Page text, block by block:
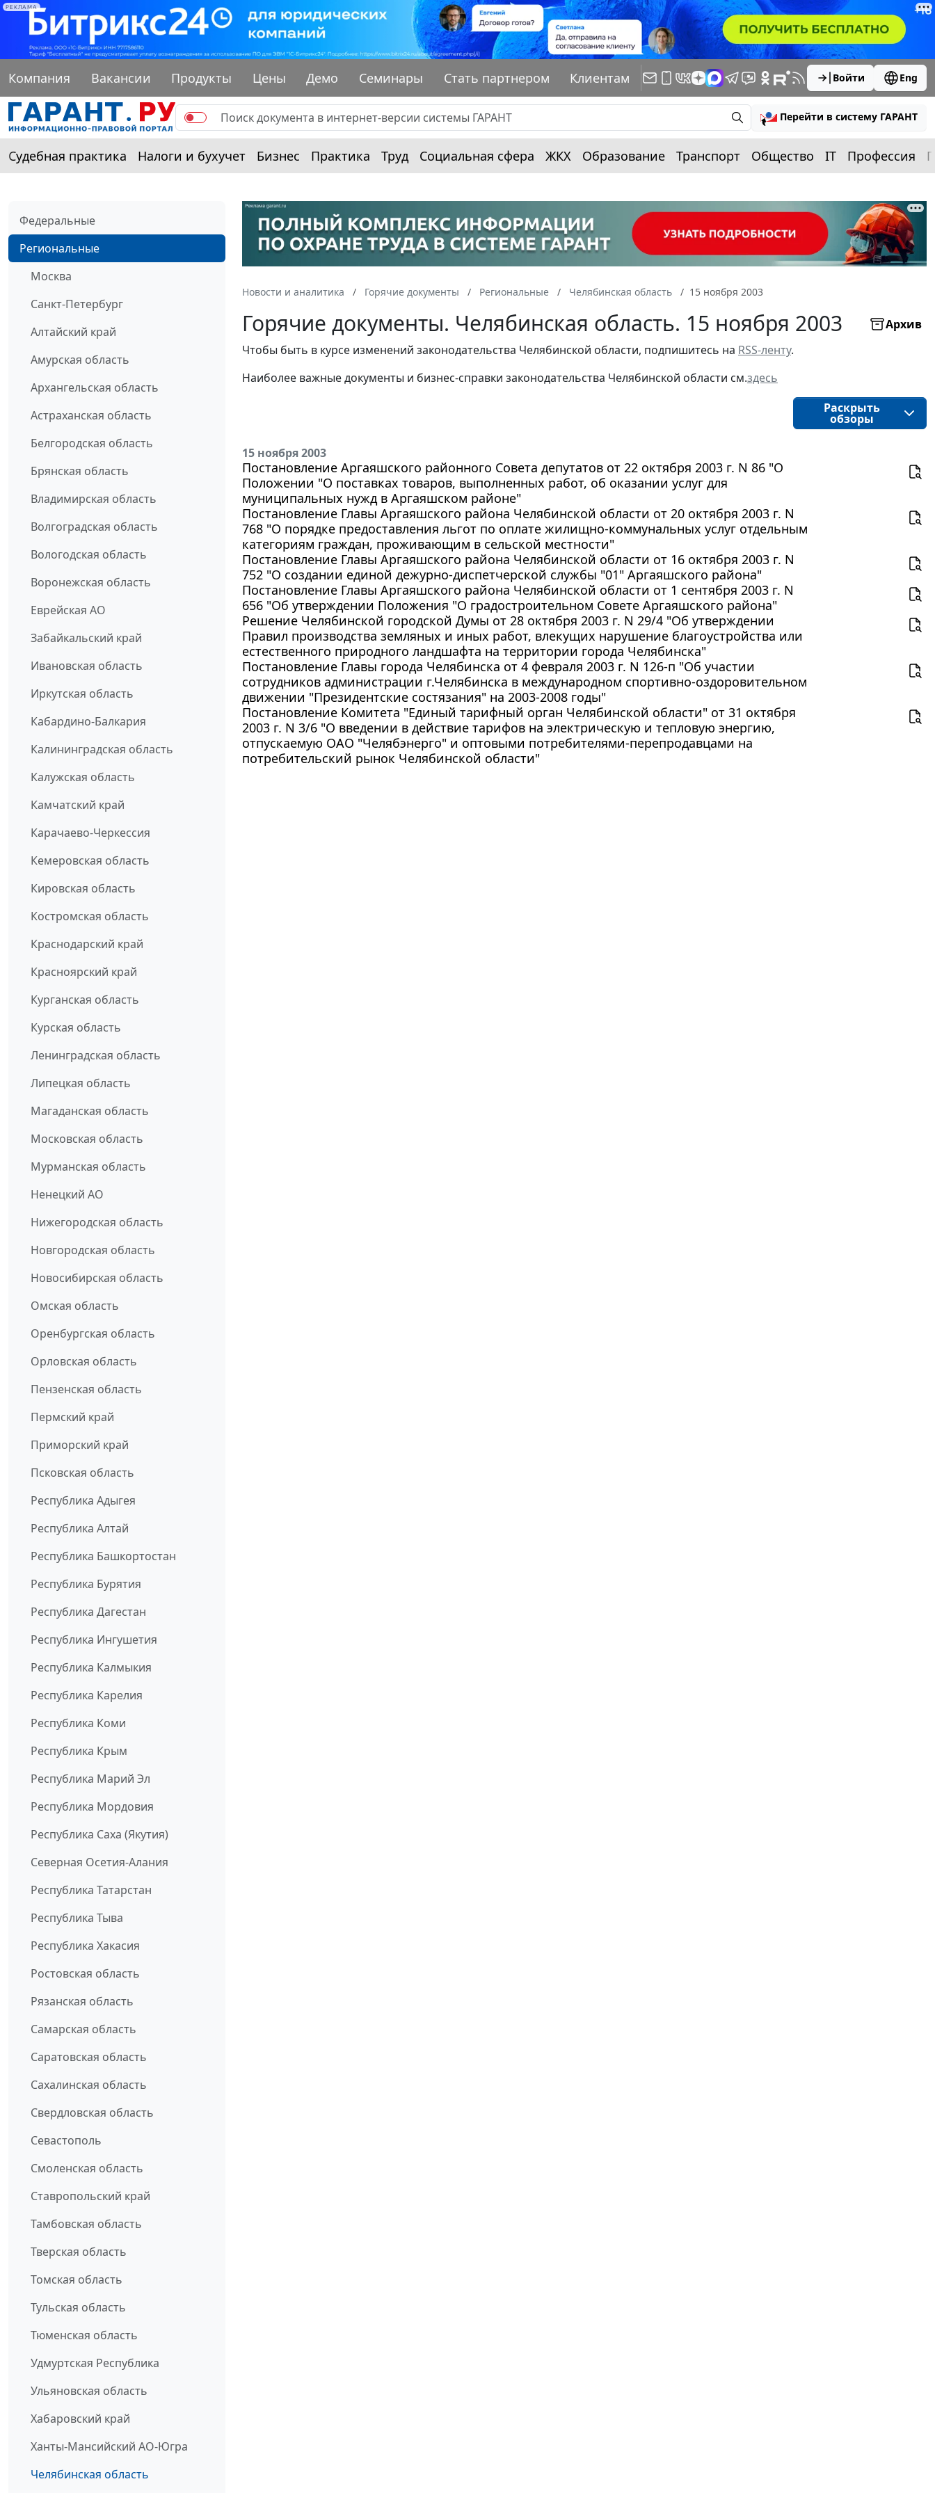
РЕКЛАМА
Компания Вакансии Продукты Цены Демо Семинары Стать партнером Клиентам Войти Eng
Перейти в систему ГАРАНТ
Судебная практика Налоги и бухучет Бизнес Практика Труд Социальная сфера ЖКХ Образование Транспорт Общество IT Профессия
Федеральные
Региональные
Москва
Санкт-Петербург
Алтайский край
Амурская область
Архангельская область
Астраханская область
Белгородская область
Брянская область
Владимирская область
Волгоградская область
Вологодская область
Воронежская область
Еврейская АО
Забайкальский край
Ивановская область
Иркутская область
Кабардино-Балкария
Калининградская область
Калужская область
Камчатский край
Карачаево-Черкессия
Кемеровская область
Кировская область
Костромская область
Краснодарский край
Красноярский край
Курганская область
Курская область
Ленинградская область
Липецкая область
Магаданская область
Московская область
Мурманская область
Ненецкий АО
Нижегородская область
Новгородская область
Новосибирская область
Омская область
Оренбургская область
Орловская область
Пензенская область
Пермский край
Приморский край
Псковская область
Республика Адыгея
Республика Алтай
Республика Башкортостан
Республика Бурятия
Республика Дагестан
Республика Ингушетия
Республика Калмыкия
Республика Карелия
Республика Коми
Республика Крым
Республика Марий Эл
Республика Мордовия
Республика Саха (Якутия)
Северная Осетия-Алания
Республика Татарстан
Республика Тыва
Республика Хакасия
Ростовская область
Рязанская область
Самарская область
Саратовская область
Сахалинская область
Свердловская область
Севастополь
Смоленская область
Ставропольский край
Тамбовская область
Тверская область
Томская область
Тульская область
Тюменская область
Удмуртская Республика
Ульяновская область
Хабаровский край
Ханты-Мансийский АО-Югра
Челябинская область
Новости и аналитика Горячие документы Региональные Челябинская область 15 ноября 2003
Горячие документы. Челябинская область. 15 ноября 2003
Архив
Чтобы быть в курсе изменений законодательства Челябинской области, подпишитесь на RSS-ленту.
Наиболее важные документы и бизнес-справки законодательства Челябинской области см.здесь
Раскрыть
обзоры
15 ноября 2003
Постановление Аргаяшского районного Совета депутатов от 22 октября 2003 г. N 86 "О
Положении "О поставках товаров, выполненных работ, об оказании услуг для
муниципальных нужд в Аргаяшском районе"
Постановление Главы Аргаяшского района Челябинской области от 20 октября 2003 г. N
768 "О порядке предоставления льгот по оплате жилищно-коммунальных услуг отдельным
категориям граждан, проживающим в сельской местности"
Постановление Главы Аргаяшского района Челябинской области от 16 октября 2003 г. N
752 "О создании единой дежурно-диспетчерской службы "01" Аргаяшского района"
Постановление Главы Аргаяшского района Челябинской области от 1 сентября 2003 г. N
656 "Об утверждении Положения "О градостроительном Совете Аргаяшского района"
Решение Челябинской городской Думы от 28 октября 2003 г. N 29/4 "Об утверждении
Правил производства земляных и иных работ, влекущих нарушение благоустройства или
естественного природного ландшафта на территории города Челябинска"
Постановление Главы города Челябинска от 4 февраля 2003 г. N 126-п "Об участии
сотрудников администрации г.Челябинска в международном спортивно-оздоровительном
движении "Президентские состязания" на 2003-2008 годы"
Постановление Комитета "Единый тарифный орган Челябинской области" от 31 октября
2003 г. N 3/6 "О введении в действие тарифов на электрическую и тепловую энергию,
отпускаемую ОАО "Челябэнерго" и оптовыми потребителями-перепродавцами на
потребительский рынок Челябинской области"